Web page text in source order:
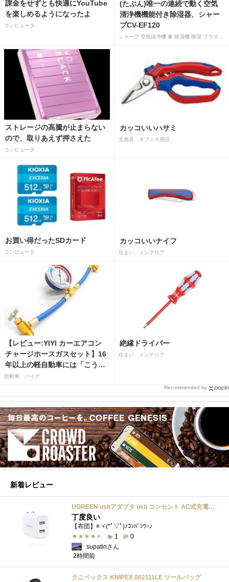
課金をせずとも快適にYouTube
を楽しめるようになったよ
コンピュータ
(たぶん)唯一の連続で動く空気
清浄機機能付き除湿器、シャー
プCV-EF120
ストレージの高騰が止まらない
ので、取りあえず押さえた
コンピュータ
カッコいいハサミ
文房具、オフィス用品
お買い得だったSDカード
コンピュータ
カッコいいナイフ
住まい、インテリア
【レビュー:YIYI カーエアコン
チャージホースガスセット】16
年以上の軽自動車には「こうか
はばつぐんだ」が…
自動車、バイク
絶縁ドライバー
住まい、インテリア
Recommended by
新着レビュー
UGREEN usbアダプタ usb コンセント AC式充電器 3.1A PSE認証済み 折りたたみ式プラグ 2ポート
丁度良い
【布団】≡ヾ(*ﾟ▽ﾟ)ﾉｺﾝﾊﾞﾝﾜｰ♪
1
0
supatinさん
2時間前
クニペックス KNIPEX 002111LE ツールバッグ